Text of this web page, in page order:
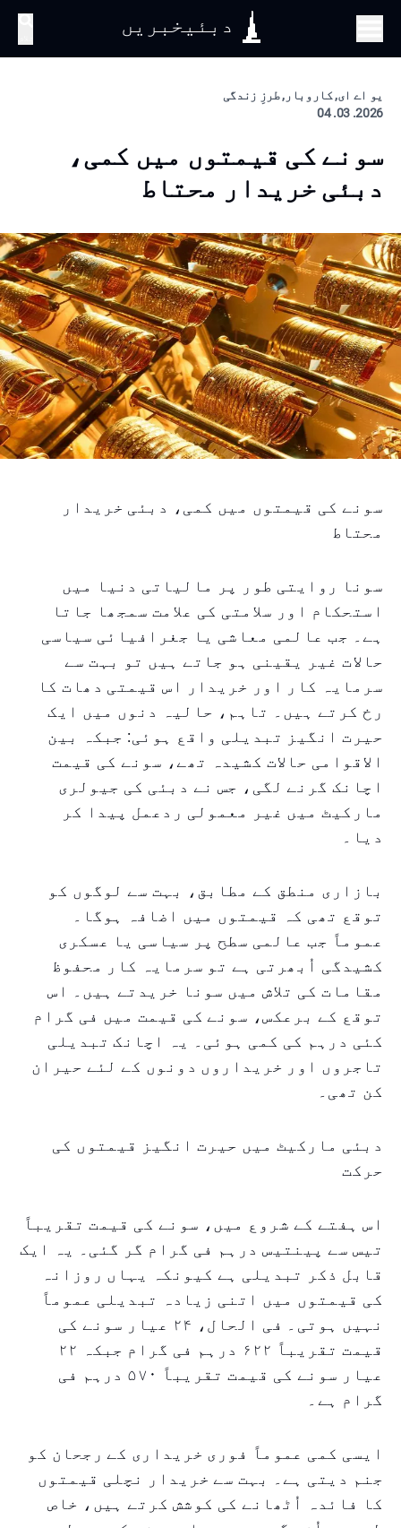
دبئیخبریں
یو اے ای, کاروبار, طرزِ زندگی
2026. 03. 04
سونے کی قیمتوں میں کمی،
دبئی خریدار محتاط
سونے کی قیمتوں میں کمی، دبئی خریدار
محتاط
سونا روایتی طور پر مالیاتی دنیا میں
استحکام اور سلامتی کی علامت سمجھا جاتا
ہے۔ جب عالمی معاشی یا جغرافیائی سیاسی
حالات غیر یقینی ہو جاتے ہیں تو بہت سے
سرمایہ کار اور خریدار اس قیمتی دھات کا
رخ کرتے ہیں۔ تاہم، حالیہ دنوں میں ایک
حیرت انگیز تبدیلی واقع ہوئی: جبکہ بین
الاقوامی حالات کشیدہ تھے، سونے کی قیمت
اچانک گرنے لگی، جس نے دبئی کی جیولری
مارکیٹ میں غیر معمولی ردعمل پیدا کر
دیا۔
بازاری منطق کے مطابق، بہت سے لوگوں کو
توقع تھی کہ قیمتوں میں اضافہ ہوگا۔
عموماً جب عالمی سطح پر سیاسی یا عسکری
کشیدگی اُبھرتی ہے تو سرمایہ کار محفوظ
مقامات کی تلاش میں سونا خریدتے ہیں۔ اس
توقع کے برعکس، سونے کی قیمت میں فی گرام
کئی درہم کی کمی ہوئی۔ یہ اچانک تبدیلی
تاجروں اور خریداروں دونوں کے لئے حیران
کن تھی۔
دبئی مارکیٹ میں حیرت انگیز قیمتوں کی
حرکت
اس ہفتے کے شروع میں، سونے کی قیمت تقریباً
تیس سے پینتیس درہم فی گرام گر گئی۔ یہ ایک
قابل ذکر تبدیلی ہے کیونکہ یہاں روزانہ
کی قیمتوں میں اتنی زیادہ تبدیلی عموماً
نہیں ہوتی۔ فی الحال، ۲۴ عیار سونے کی
قیمت تقریباً ۶۲۲ درہم فی گرام جبکہ ۲۲
عیار سونے کی قیمت تقریباً ۵۷۰ درہم فی
گرام ہے۔
ایسی کمی عموماً فوری خریداری کے رجحان کو
جنم دیتی ہے۔ بہت سے خریدار نچلی قیمتوں
کا فائدہ اُٹھانے کی کوشش کرتے ہیں، خاص